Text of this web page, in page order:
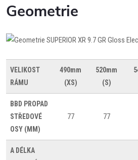
Geometrie
VELIKOST
RÁMU
490mm
(XS)
520mm
(S)
BBD PROPAD
STŘEDOVÉ
OSY (MM)
77 77
A DÉLKA